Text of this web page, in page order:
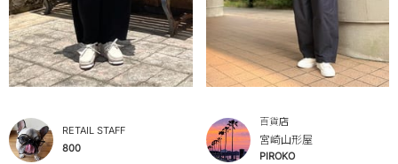
RETAIL STAFF
800
百貨店
宮崎山形屋
PIROKO